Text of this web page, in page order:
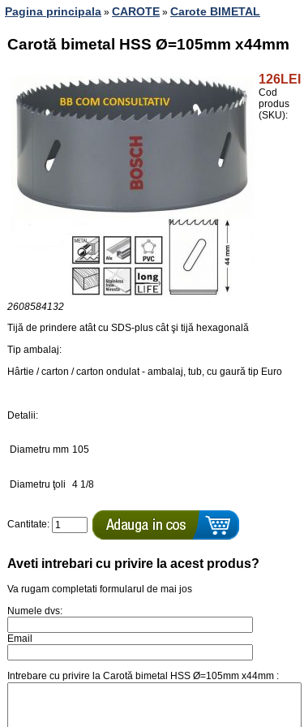
Pagina principala » CAROTE » Carote BIMETAL
Carotă bimetal HSS Ø=105mm x44mm
126LEI
Cod
produs
(SKU):
2608584132
Tijă de prindere atât cu SDS-plus cât şi tijă hexagonală
Tip ambalaj:
Hârtie / carton / carton ondulat - ambalaj, tub, cu gaură tip Euro
Detalii:
Diametru mm 105
Diametru ţoli 4 1/8
Cantitate:
Aveti intrebari cu privire la acest produs?
Va rugam completati formularul de mai jos
Numele dvs:
Email
Intrebare cu privire la Carotă bimetal HSS Ø=105mm x44mm :